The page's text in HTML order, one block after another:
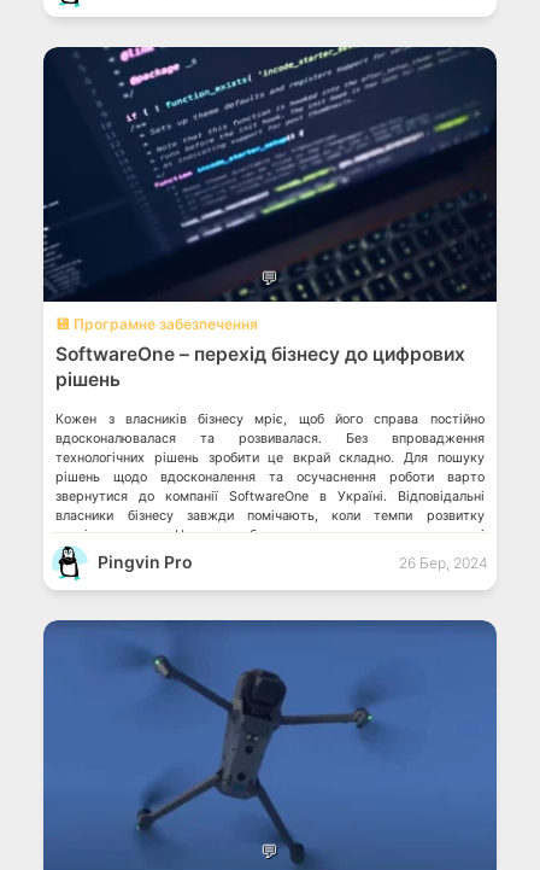
💬
💾 Програмне забезпечення
SoftwareOne – перехід бізнесу до цифрових
рішень
Кожен з власників бізнесу мріє, щоб його справа постійно
вдосконалювалася та розвивалася. Без впровадження
технологічних рішень зробити це вкрай складно. Для пошуку
рішень щодо вдосконалення та осучаснення роботи варто
звернутися до компанії SoftwareOne в Україні. Відповідальні
власники бізнесу завжди помічають, коли темпи розвитку
уповільнюються. Це може бути як тимчасове явище, так і
небезпечний сигнал. Тому […]
Pingvin Pro 26 Бер, 2024
💬